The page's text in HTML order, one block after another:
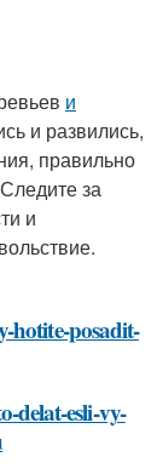
и
и развились,
правильно
за
и
hotite-posadit-
delat-esli-vy-